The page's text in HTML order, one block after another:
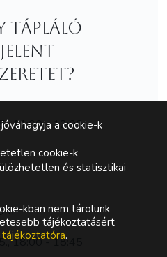
tápláló
11:00 - 12:00
18:00 - 18:45
a cookie-k
cookie-k
és statisztikai
kban nem tárolunk
tájékoztatásért
.